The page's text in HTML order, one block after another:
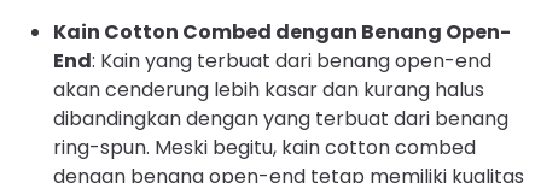
Kain Cotton Combed dengan Benang Open-
End: Kain yang terbuat dari benang open-end
akan cenderung lebih kasar dan kurang halus
dibandingkan dengan yang terbuat dari benang
ring-spun. Meski begitu, kain cotton combed
dengan benang open-end tetap memiliki kualitas